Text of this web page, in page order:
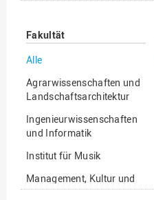
Fakultät
Alle
Agrarwissenschaften und
Landschaftsarchitektur
Ingenieurwissenschaften
und Informatik
Institut für Musik
Management, Kultur und
Technik